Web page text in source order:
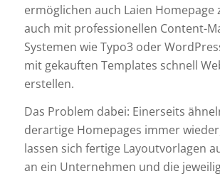
ermöglichen auch Laien Homepage
auch mit professionellen Content-
Systemen wie Typo3 oder
mit gekauften Templates schnell
erstellen.
Das Problem dabei: Einerseits
derartige Homepages immer
lassen sich fertige Layoutvorlagen
an ein Unternehmen und die